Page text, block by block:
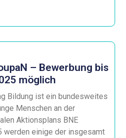
– Bewerbung bis
möglich
Bildung ist ein bundesweites
Menschen an der
Aktionsplans BNE
werden einige der insgesamt